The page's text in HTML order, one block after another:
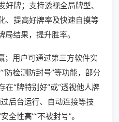
牌；支持透视全局牌型、
、提高好牌率及快速自摸等
结果，提升胜率。
；用户可通过第三方软件实
防检测防封号”等功能，部分
在“牌特别好”或“透视他人牌
后台运行、自动连接等技
全性高”“不被封号”。